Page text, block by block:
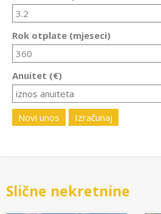
Rok otplate (mjeseci)
Anuitet (€)
Novi unos Izračunaj
Slične nekretnine